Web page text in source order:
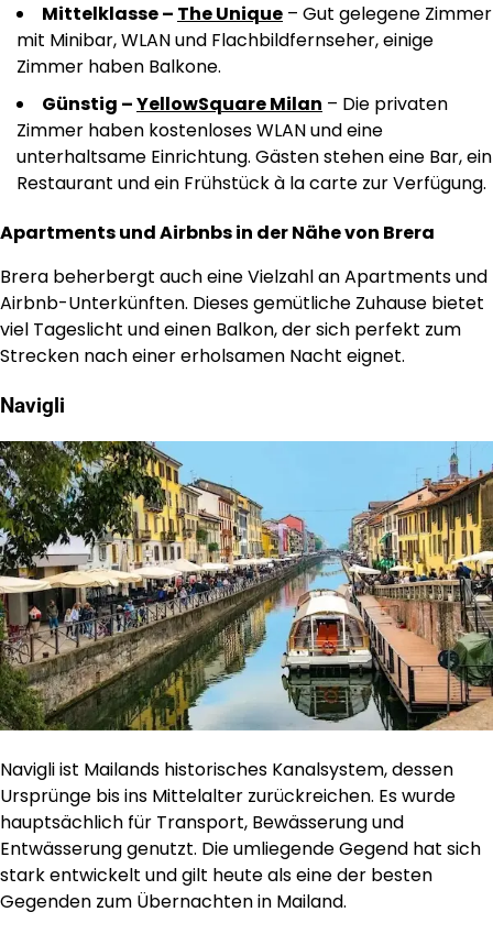
Mittelklasse – The Unique – Gut gelegene Zimmer
mit Minibar, WLAN und Flachbildfernseher, einige
Zimmer haben Balkone.
Günstig –YellowSquare Milan – Die privaten
Zimmer haben kostenloses WLAN und eine
unterhaltsame Einrichtung. Gästen stehen eine Bar, ein
Restaurant und ein Frühstück à la carte zur Verfügung.
Apartments und Airbnbs in der Nähe von Brera
Brera beherbergt auch eine Vielzahl an Apartments und
Airbnb-Unterkünften. Dieses gemütliche Zuhause bietet
viel Tageslicht und einen Balkon, der sich perfekt zum
Strecken nach einer erholsamen Nacht eignet.
Navigli
Navigli ist Mailands historisches Kanalsystem, dessen
Ursprünge bis ins Mittelalter zurückreichen. Es wurde
hauptsächlich für Transport, Bewässerung und
Entwässerung genutzt. Die umliegende Gegend hat sich
stark entwickelt und gilt heute als eine der besten
Gegenden zum Übernachten in Mailand.